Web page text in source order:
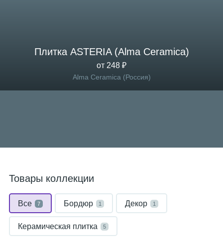
Плитка ASTERIA (Alma Ceramica)
от 248 ₽
Alma Ceramica (Россия)
Товары коллекции
Все 7 Бордюр 1 Декор 1
Керамическая плитка 5